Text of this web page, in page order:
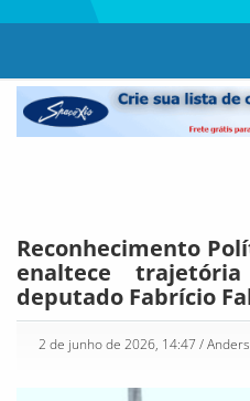
Reconhecimento
enaltece
deputado Fabrício
2 de junho de 2026, 14:47 /